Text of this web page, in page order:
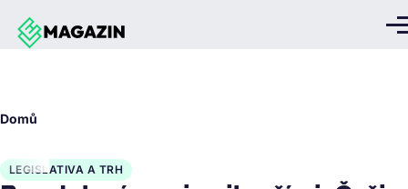
Přejít k hlavnímu obsahu
Domů
LEGISLATIVA A TRH